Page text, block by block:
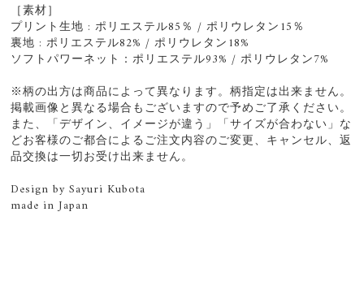
［素材］
プリント生地 : ポリエステル85％ / ポリウレタン15％
裏地 : ポリエステル82% / ポリウレタン18%
ソフトパワーネット：ポリエステル93% / ポリウレタン7%
※柄の出方は商品によって異なります。柄指定は出来ません。
掲載画像と異なる場合もございますので予めご了承ください。
また、「デザイン、イメージが違う」「サイズが合わない」な
どお客様のご都合によるご注文内容のご変更、キャンセル、返
品交換は一切お受け出来ません。
Design by Sayuri Kubota
made in Japan